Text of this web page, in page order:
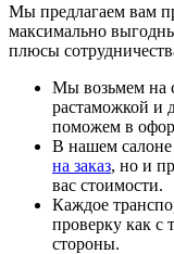
Мы предлагаем вам
максимально
плюсы
Мы возьмем на
растаможкой и
поможем в
В нашем
на заказ, но и
вас стоимости.
Каждое
проверку как с
стороны.